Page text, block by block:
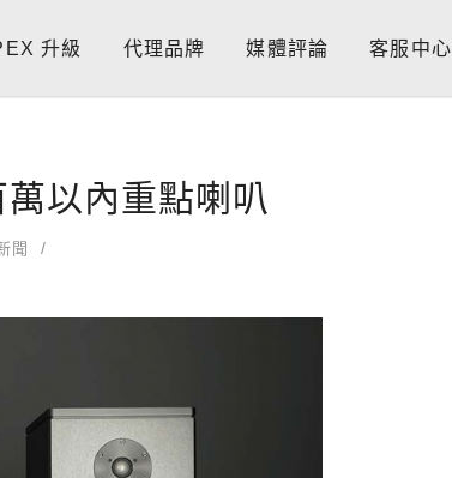
升級 代理品牌 媒體評論 客服中心
以內重點喇叭
聞 /